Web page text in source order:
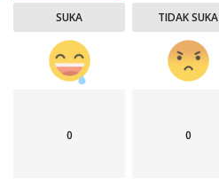
SUKA TIDAK SUKA
0 0